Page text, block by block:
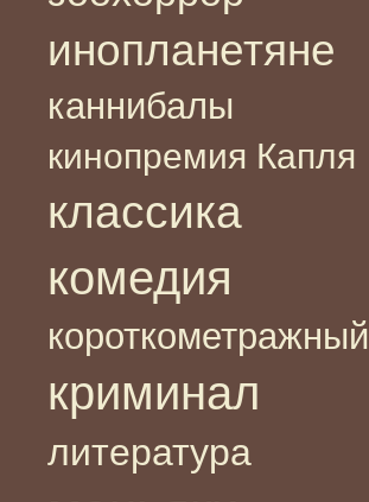
инопланетяне
каннибалы
кинопремия Капля
классика
комедия
короткометражный
криминал
литература